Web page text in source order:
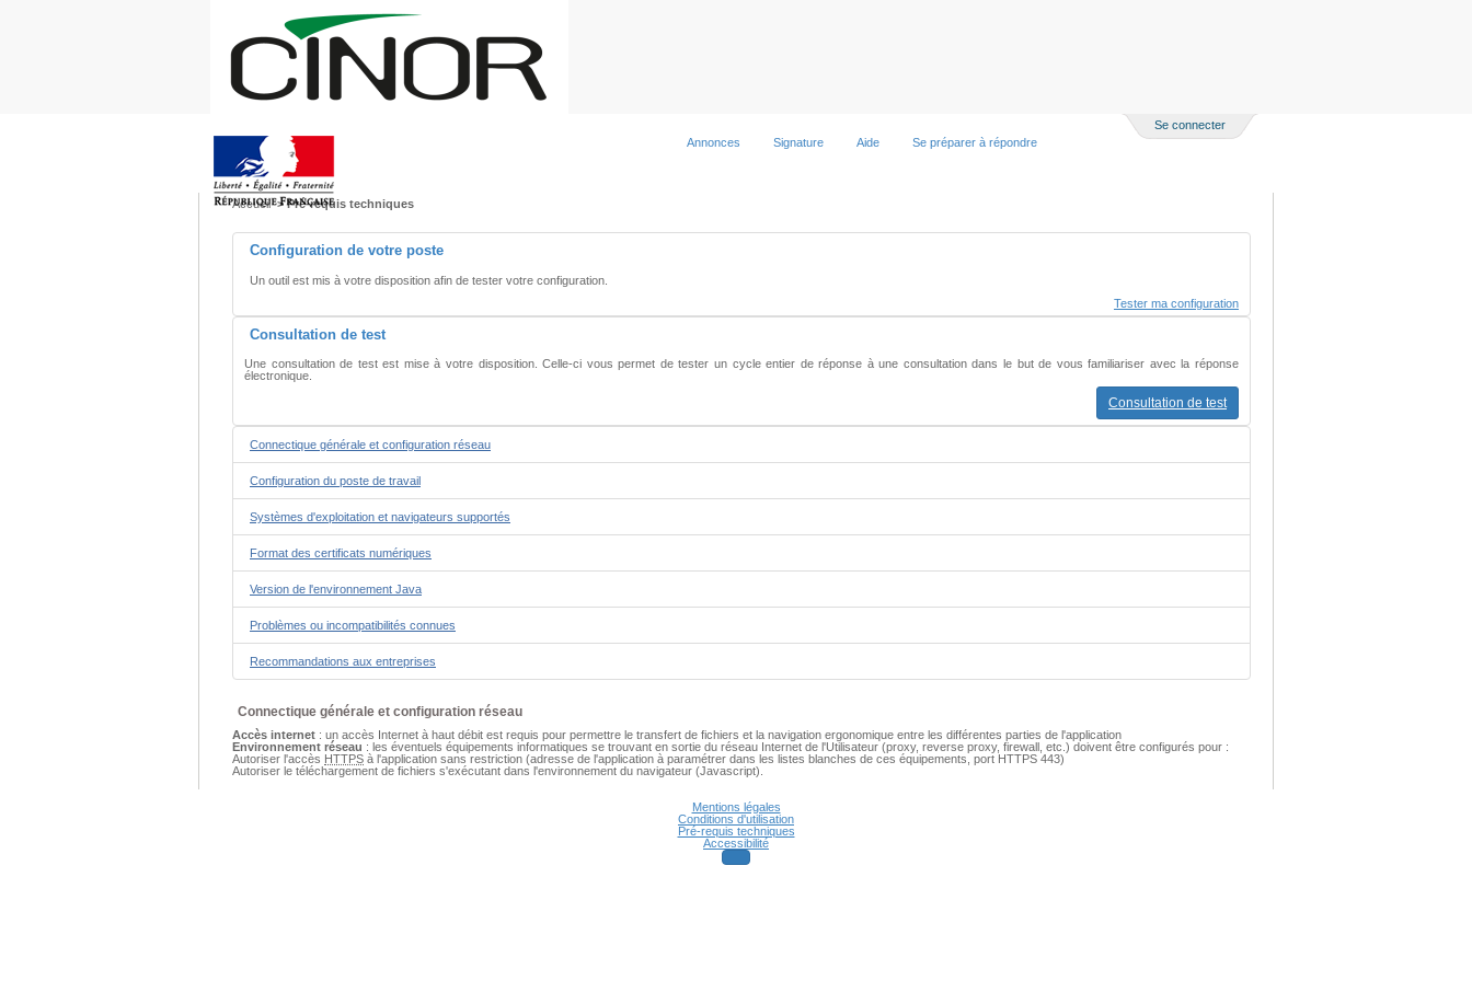
Se connecter
Annonces
Signature Aide Se préparer à répondre
Accueil > Pré-requis techniques
Configuration de votre poste
Un outil est mis à votre disposition afin de tester votre configuration.
Tester ma configuration
Consultation de test
Une consultation de test est mise à votre disposition. Celle-ci vous permet de tester un cycle entier de réponse à une consultation dans le but de vous familiariser avec la réponse
électronique.
Consultation de test
Connectique générale et configuration réseau
Configuration du poste de travail
Systèmes d'exploitation et navigateurs supportés
Format des certificats numériques
Version de l'environnement Java
Problèmes ou incompatibilités connues
Recommandations aux entreprises
Connectique générale et configuration réseau
Accès internet : un accès Internet à haut débit est requis pour permettre le transfert de fichiers et la navigation ergonomique entre les différentes parties de l'application
Environnement réseau : les éventuels équipements informatiques se trouvant en sortie du réseau Internet de l'Utilisateur (proxy, reverse proxy, firewall , etc.) doivent être configurés pour :
Autoriser l'accès HTTPS à l'application sans restriction (adresse de l'application à paramétrer dans les listes blanches de ces équipements, port HTTPS 443)
Autoriser le téléchargement de fichiers s'exécutant dans l'environnement du navigateur (Javascript).
Mentions légales
Conditions d'utilisation
Pré-requis techniques
Accessibilité